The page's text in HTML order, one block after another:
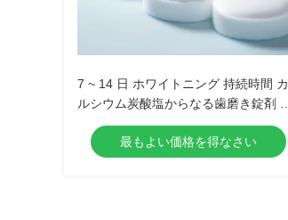
7 ~ 14 日 ホワイトニング 持続時間 カ
ルシウム炭酸塩からなる歯磨き錠剤 歯
科クリニックや専門医に最適
最もよい価格を得なさい